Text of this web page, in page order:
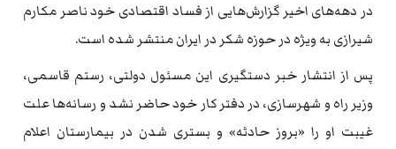
در دهه‌های اخیر گزارش‌هایی از فساد اقتصادی خود ناصر مکارم
شیرازی به ویژه در حوزه شکر در ایران منتشر شده است.
پس از انتشار خبر دستگیری این مسئول دولتی، رستم قاسمی،
وزیر راه و شهرسازی، در دفتر کار خود حاضر نشد و رسانه‌ها علت
غیبت او را «بروز حادثه» و بستری شدن در بیمارستان اعلام